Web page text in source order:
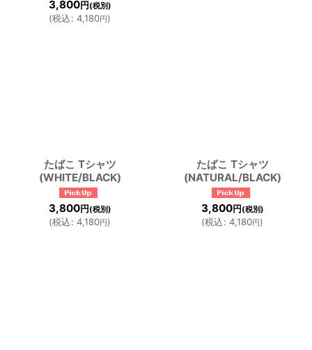
3,800円(税別)
(税込: 4,180円)
たばこ Tシャツ
(WHITE/BLACK)
3,800円(税別)
(税込: 4,180円)
たばこ Tシャツ
(NATURAL/BLACK)
3,800円(税別)
(税込: 4,180円)